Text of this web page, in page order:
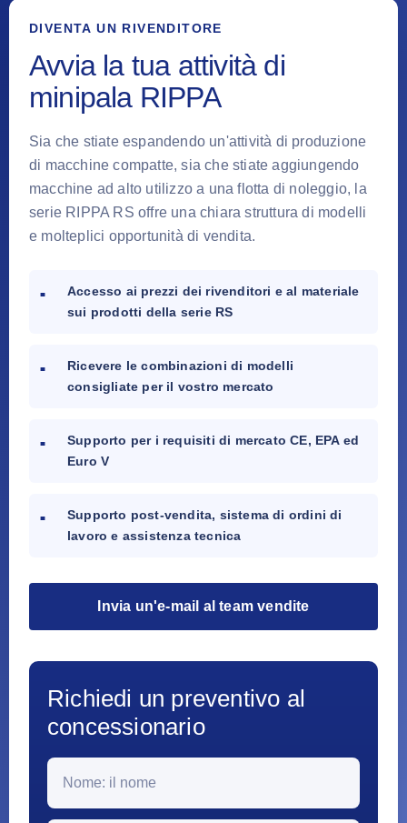
DIVENTA UN RIVENDITORE
Avvia la tua attività di
minipala RIPPA
Sia che stiate espandendo un'attività di produzione
di macchine compatte, sia che stiate aggiungendo
macchine ad alto utilizzo a una flotta di noleggio, la
serie RIPPA RS offre una chiara struttura di modelli
e molteplici opportunità di vendita.
Accesso ai prezzi dei rivenditori e al materiale
sui prodotti della serie RS
Ricevere le combinazioni di modelli
consigliate per il vostro mercato
Supporto per i requisiti di mercato CE, EPA ed
Euro V
Supporto post-vendita, sistema di ordini di
lavoro e assistenza tecnica
Invia un'e-mail al team vendite
Richiedi un preventivo al
concessionario